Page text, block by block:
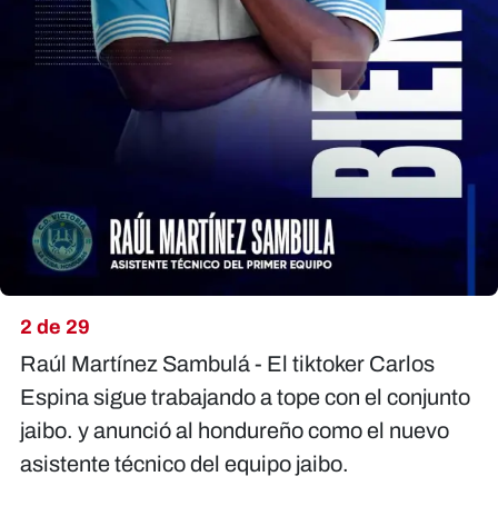
2 de 29
Raúl Martínez Sambulá - El tiktoker Carlos
Espina sigue trabajando a tope con el conjunto
jaibo. y anunció al hondureño como el nuevo
asistente técnico del equipo jaibo.